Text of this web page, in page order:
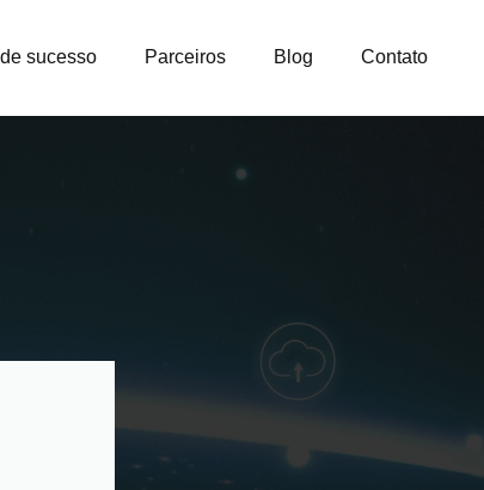
sucesso Parceiros Blog Contato
Como otimizar
custos na gestão